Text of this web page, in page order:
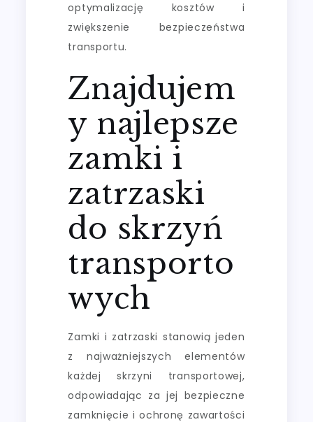
optymalizację kosztów i
zwiększenie bezpieczeństwa
transportu.
Znajdujem
y najlepsze
zamki i
zatrzaski
do skrzyń
transporto
wych
Zamki i zatrzaski stanowią jeden
z najważniejszych elementów
każdej skrzyni transportowej,
odpowiadając za jej bezpieczne
zamknięcie i ochronę zawartości